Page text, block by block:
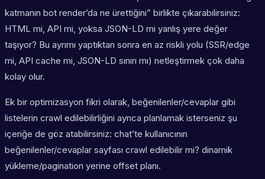
katmanın bot render’da ne ürettiğini” birlikte çıkarabilirsiniz:
HTML mi, API mi, yoksa JSON-LD mi yanlış yere değer
taşıyor? Bu ayrımı yaptıktan sonra en az riskli yolu (SSR/edge
mi, API cache mi, JSON-LD sınırı mı) netleştirmek çok daha
kolay olur.
Ek bir optimizasyon fikri olarak, beğenilenler/cevaplar gibi
listelerin crawl edilebilirliğini ayrıca planlamak isterseniz şu
içeriğe de göz atabilirsiniz: chat’te kullanıcının
beğenilenler/cevaplar sayfası crawl edilebilir mi? dinamik
yükleme/pagination yerine offset planı.